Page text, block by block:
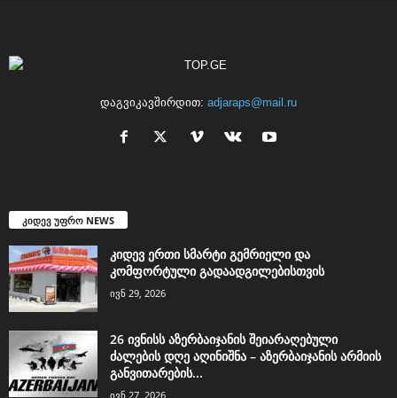
დაგვიკავშირდით: adjaraps@mail.ru
კიდევ უფრო NEWS
კიდევ ერთი სმარტი გემრიელი და
კომფორტული გადაადგილებისთვის
ივნ 29, 2026
26 ივნისს აზერბაიჯანის შეიარაღებული
ძალების დღე აღინიშნა – აზერბაიჯანის არმიის
განვითარების...
ივნ 27, 2026